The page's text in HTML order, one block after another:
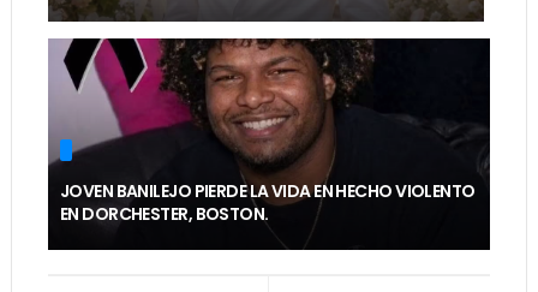
JOVEN BANILEJO PIERDE LA VIDA EN HECHO VIOLENTO
EN DORCHESTER, BOSTON.